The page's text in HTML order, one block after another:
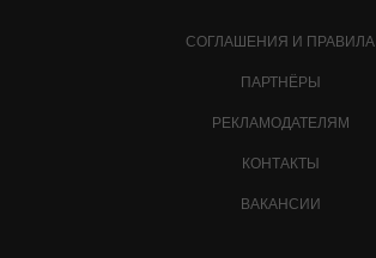
СОГЛАШЕНИЯ И ПРАВИЛА
ПАРТНЁРЫ
РЕКЛАМОДАТЕЛЯМ
КОНТАКТЫ
ВАКАНСИИ